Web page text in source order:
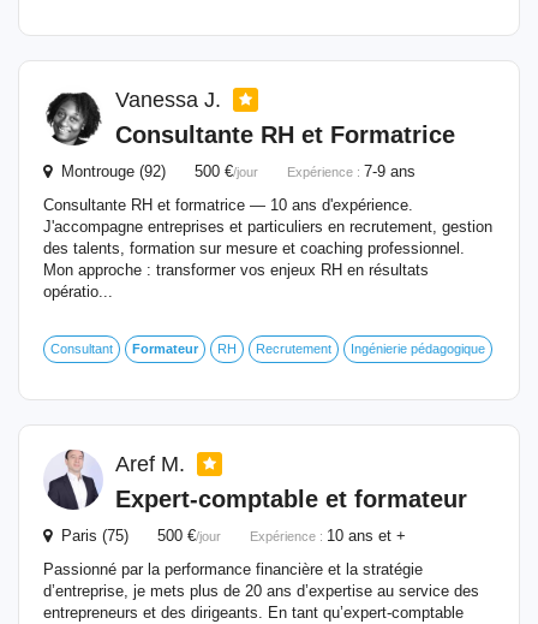
Vanessa J.
Consultante RH et Formatrice
Montrouge (92) 500 €/jour Expérience : 7-9 ans
Consultante RH et formatrice — 10 ans d'expérience.
J'accompagne entreprises et particuliers en recrutement, gestion
des talents, formation sur mesure et coaching professionnel.
Mon approche : transformer vos enjeux RH en résultats
opératio...
Consultant Formateur RH Recrutement Ingénierie pédagogique
Aref M.
Expert-comptable et formateur
Paris (75) 500 €/jour Expérience : 10 ans et +
Passionné par la performance financière et la stratégie
d’entreprise, je mets plus de 20 ans d’expertise au service des
entrepreneurs et des dirigeants. En tant qu’expert-comptable